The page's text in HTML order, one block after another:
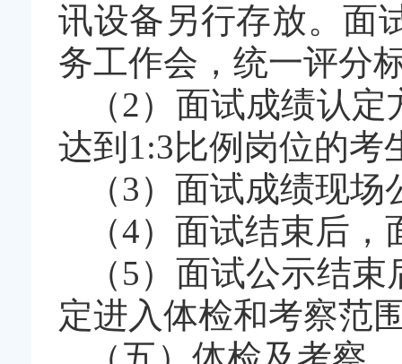
讯设备另行存放。面
务工作会，统一评分
（2）面试成绩认
达到1:3比例岗位的考
（3）面试成绩现场
（4）面试结束后
（5）面试公示结
定进入体检和考察范